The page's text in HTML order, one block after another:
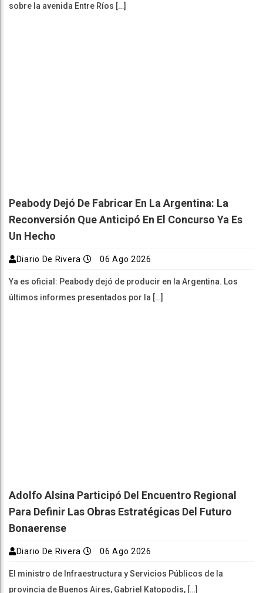
sobre la avenida Entre Ríos […]
Peabody Dejó De Fabricar En La Argentina: La
Reconversión Que Anticipó En El Concurso Ya Es
Un Hecho
Diario De Rivera 06 Ago 2026
Ya es oficial: Peabody dejó de producir en la Argentina. Los
últimos informes presentados por la […]
Adolfo Alsina Participó Del Encuentro Regional
Para Definir Las Obras Estratégicas Del Futuro
Bonaerense
Diario De Rivera 06 Ago 2026
El ministro de Infraestructura y Servicios Públicos de la
provincia de Buenos Aires, Gabriel Katopodis, […]